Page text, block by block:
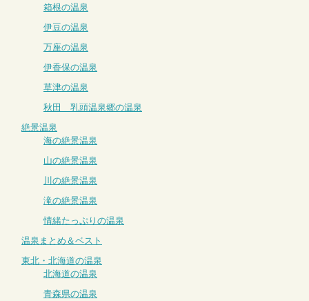
箱根の温泉
伊豆の温泉
万座の温泉
伊香保の温泉
草津の温泉
秋田 乳頭温泉郷の温泉
絶景温泉
海の絶景温泉
山の絶景温泉
川の絶景温泉
滝の絶景温泉
情緒たっぷりの温泉
温泉まとめ＆ベスト
東北・北海道の温泉
北海道の温泉
青森県の温泉